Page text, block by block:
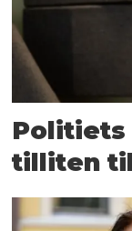
Politiets
tilliten